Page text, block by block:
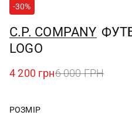
-30%
C.P. COMPANY
LOGO
4 200 грн6 000 ГРН
РОЗМІР